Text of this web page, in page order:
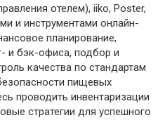
отелем), iiko, Poster,
и инструментами онлайн-
планирование,
и бэк-офиса, подбор и
качества по стандартам
пищевых
проводить инвентаризации
стратегии для успешного